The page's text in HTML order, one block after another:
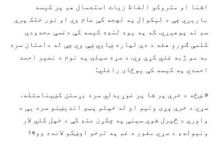
اشنا او متروکو الفاظ زیات استعمال هم پر کیسه
باریږي چې د لیکوال په لهجه کې عام وي او نور خلک پرې
سم نه پوهیږي. که په یوه لنډه کیسه کې دغسې محدودې
کلمې ګورو هغه د دې لپاره ښایي ښې وي چې له داستان سره
به مو ژبه غني کړې وي. د سړه سیلۍ په نوم د نصیر احمد
احمدي په کیسه کې یوځای راغلي:
« ښځه د خرې پر شا پر غوړیدلي سره بړستن کښیناستله.
سړي د خرې پړی ونیو او له خپلو پټو اندیښنو سره یې د
واورې د څیرل شوې سینې په چکړن منډ کې د خپل کلي لار
ونیوله، د سړي بغور د غم په ترخو اوښکو لانده وو»۶